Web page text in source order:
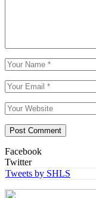
Facebook
Twitter
Tweets by SHLS